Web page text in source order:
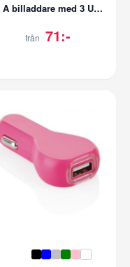
3.1 A billaddare med 3 USB-portar
från 71:-